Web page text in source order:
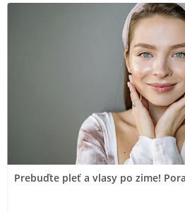
Prebuďte pleť a vlasy po zime!